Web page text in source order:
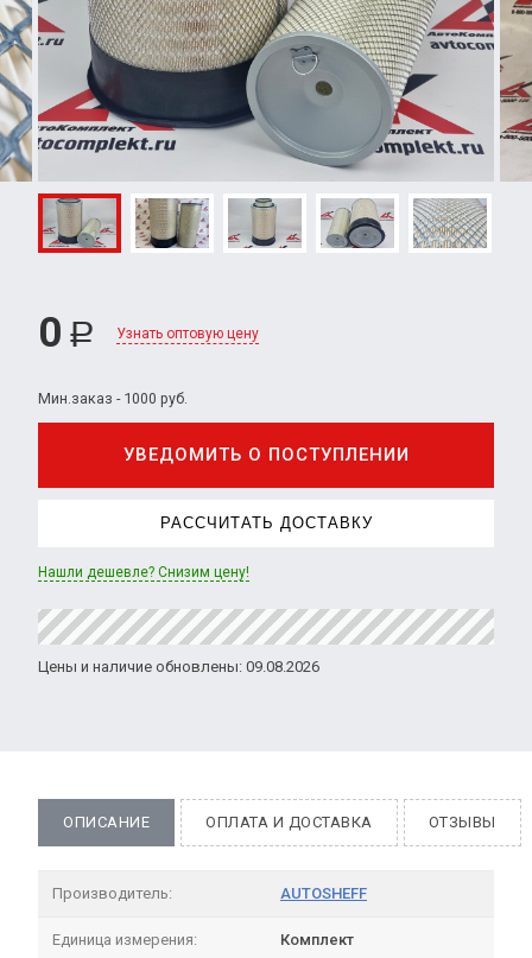
0 Р Узнать оптовую цену
Мин.заказ - 1000 руб.
УВЕДОМИТЬ О ПОСТУПЛЕНИИ
РАССЧИТАТЬ ДОСТАВКУ
Нашли дешевле? Снизим цену!
Цены и наличие обновлены: 09.08.2026
ОПИСАНИЕ ОПЛАТА И ДОСТАВКА ОТЗЫВЫ
Производитель: AUTOSHEFF
Единица измерения: Комплект